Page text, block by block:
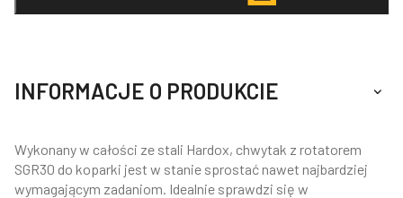
INFORMACJE O PRODUKCIE
Wykonany w całości ze stali Hardox, chwytak z rotatorem
SGR30 do koparki jest w stanie sprostać nawet najbardziej
wymagającym zadaniom. Idealnie sprawdzi się w